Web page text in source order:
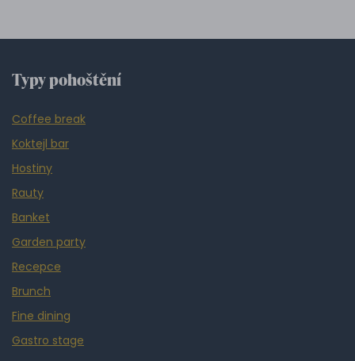
Typy pohoštění
Coffee break
Koktejl bar
Hostiny
Rauty
Banket
Garden party
Recepce
Brunch
Fine dining
Gastro stage